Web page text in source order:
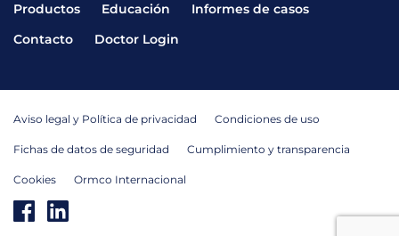
Productos Educación
Informes de casos
Contacto
Doctor Login
Aviso legal y Política de privacidad Condiciones de uso
Fichas de datos de seguridad Cumplimiento y transparencia
Cookies Ormco Internacional